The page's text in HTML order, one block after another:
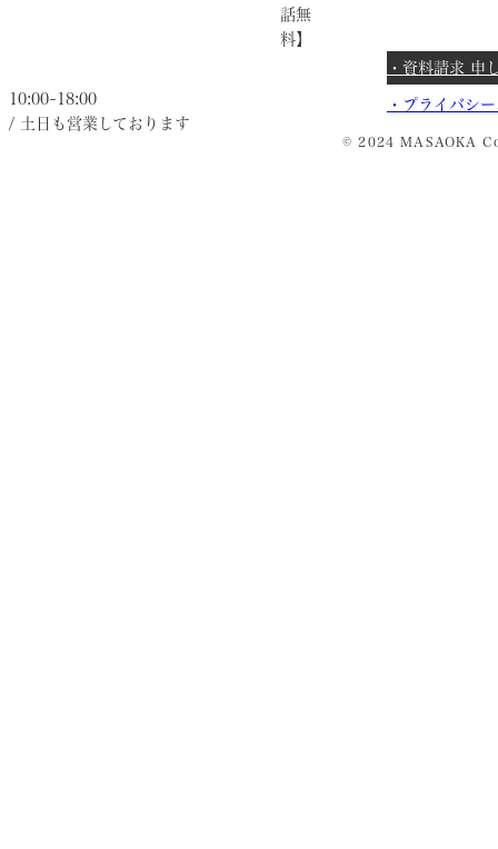
話無
料】
10:00~18:00
/ 土日も営業しております
・資料請求 申
・ プライバシ
© 2024 MASAOKA